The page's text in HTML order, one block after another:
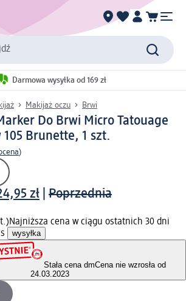
Darmowa wysyłka od 169 zł
Makijaż oczu Brwi
Do Brwi Micro Tatouage
Brunette, 1 szt.
)
zł
Poprzednia
Najniższa cena w ciągu ostatnich 30 dni
wysyłka
Stała cena dmCena nie wzrosła od
24.03.2023